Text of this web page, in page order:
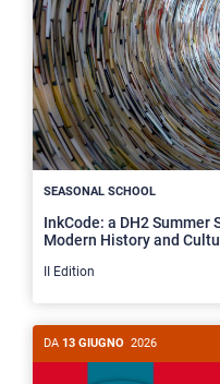
SEASONAL SCHOOL
InkCode: a DH2 Summer
Modern History and
II Edition
DA 13 GIUGNO 2026